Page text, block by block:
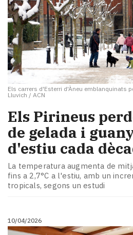
Els carrers d'Esterri d'Àneu emblanquinats
Lluvich / ACN
Els Pirineus
de gelada i
d'estiu cada
La temperatura augmenta de
fins a 2,7°C a l'estiu, amb un
tropicals, segons un estudi
10/04/2026